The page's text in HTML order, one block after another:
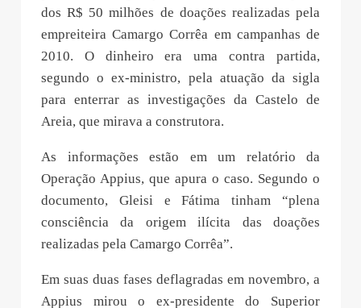
dos R$ 50 milhões de doações realizadas pela
empreiteira Camargo Corrêa em campanhas de
2010. O dinheiro era uma contra partida,
segundo o ex-ministro, pela atuação da sigla
para enterrar as investigações da Castelo de
Areia, que mirava a construtora.
As informações estão em um relatório da
Operação Appius, que apura o caso. Segundo o
documento, Gleisi e Fátima tinham “plena
consciência da origem ilícita das doações
realizadas pela Camargo Corrêa”.
Em suas duas fases deflagradas em novembro, a
Appius mirou o ex-presidente do Superior